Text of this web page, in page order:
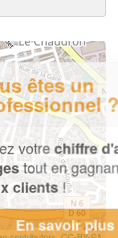
?
d'affaireset
de
plus